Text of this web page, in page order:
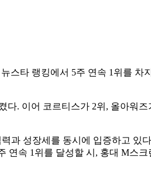
스타 랭킹에서 5주 연속 1위를 차
다. 이어 코르티스가 2위, 올아워
과 성장세를 동시에 입증하고 있
연속 1위를 달성할 시, 홍대 M스